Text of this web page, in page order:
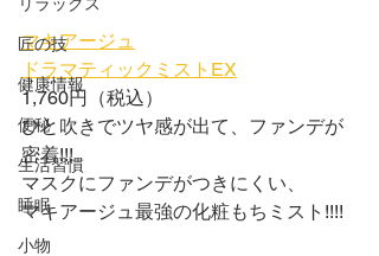
匠の技
健康情報
便秘
生活習慣
睡眠
小物
マキアージュ
ドラマティックミストEX
1,760円（税込）
ひと吹きでツヤ感が出て、ファンデが
密着!!!
マスクにファンデがつきにくい、
マキアージュ最強の化粧もちミスト!!!!